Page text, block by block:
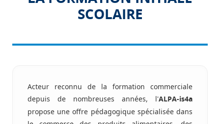
SCOLAIRE
Acteur reconnu de la formation commerciale
depuis de nombreuses années, l'ALPA-is4a
propose une offre pédagogique spécialisée dans